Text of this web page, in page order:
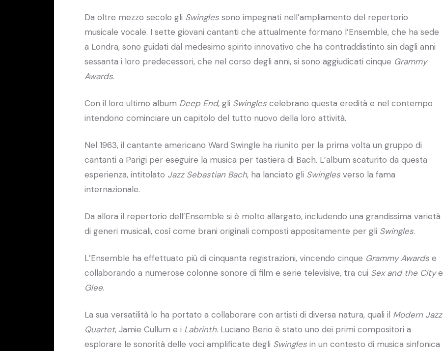
Da oltre mezzo secolo gli Swingles sono impegnati nell’ampliamento del repertorio
musicale vocale. I sette giovani cantanti che attualmente formano l’Ensemble, che ha sede
a Londra, sono guidati dal medesimo spirito innovativo che ha contraddistinto sin dagli anni
sessanta i loro predecessori, che nel corso degli anni, si sono aggiudicati cinque Grammy
Awards.
Con il loro ultimo album Deep End, gli Swingles celebrano questa eredità e nel contempo
intendono cominciare un capitolo del tutto nuovo della loro attività.
Nel 1963, il cantante americano Ward Swingle ha riunito per la prima volta un gruppo di
cantanti a Parigi per eseguire la musica per tastiera di Bach. L’album scaturito da questa
esperienza, intitolato Jazz Sebastian Bach, ha lanciato gli Swingles verso la fama
internazionale.
Da allora il repertorio dell’Ensemble si è molto allargato, includendo una grandissima varietà
di generi musicali, così come brani originali composti appositamente per gli Swingles.
L’Ensemble ha effettuato più di cinquanta registrazioni, vincendo cinque Grammy Awards e
collaborando a numerose colonne sonore di film e serie televisive, tra cui Sex and the Citye
Glee.
La sua versatilità lo ha portato a collaborare con artisti di diversa natura, quali il Modern Jazz
Quartet, Jamie Cullum e i Labrinth. Luciano Berio è stato uno dei primi compositori a
esplorare le sonorità delle voci amplificate degli Swingles in un contesto di musica sinfonica